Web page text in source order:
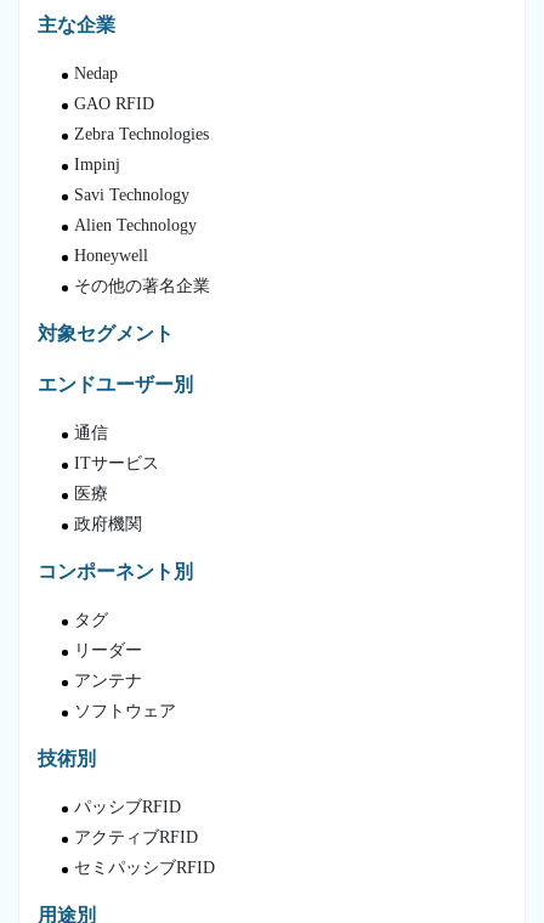
主な企業
Nedap
GAO RFID
Zebra Technologies
Impinj
Savi Technology
Alien Technology
Honeywell
その他の著名企業
対象セグメント
エンドユーザー別
通信
ITサービス
医療
政府機関
コンポーネント別
タグ
リーダー
アンテナ
ソフトウェア
技術別
パッシブRFID
アクティブRFID
セミパッシブRFID
用途別